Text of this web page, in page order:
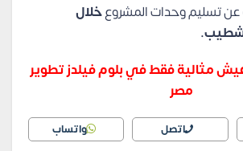
عن تسليم وحدات المشروعخلال
مثالية فقط في بلوم فيلدز تطوير
مصر
اتصل واتساب